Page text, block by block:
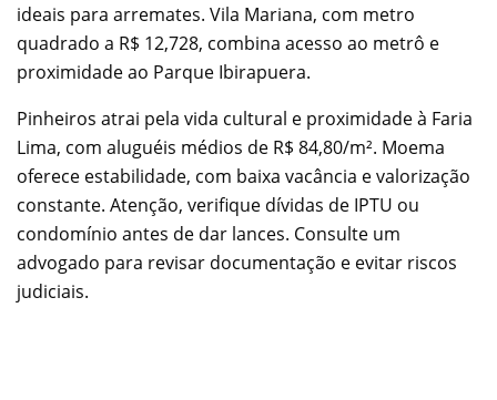
ideais para arremates. Vila Mariana, com metro
quadrado a R$ 12,728, combina acesso ao metrô e
proximidade ao Parque Ibirapuera.
Pinheiros atrai pela vida cultural e proximidade à Faria
Lima, com aluguéis médios de R$ 84,80/m². Moema
oferece estabilidade, com baixa vacância e valorização
constante. Atenção, verifique dívidas de IPTU ou
condomínio antes de dar lances. Consulte um
advogado para revisar documentação e evitar riscos
judiciais.